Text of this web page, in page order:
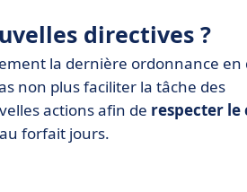
directives ?
la dernière ordonnance en
non plus faciliter la tâche des
actions afin de respecter le
forfait jours.